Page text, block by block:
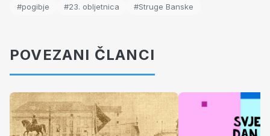
#pogibje
#23. obljetnica #Struge Banske
POVEZANI ČLANCI